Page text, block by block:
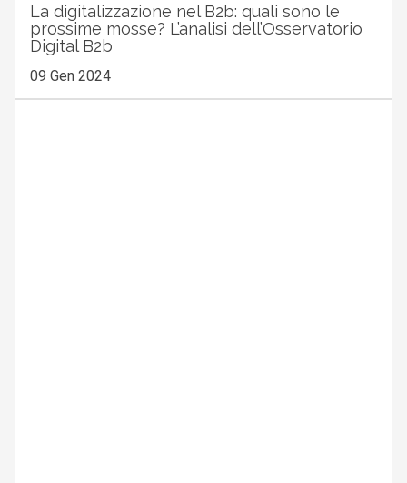
La digitalizzazione nel B2b: quali sono le
prossime mosse? L’analisi dell’Osservatorio
Digital B2b
09 Gen 2024